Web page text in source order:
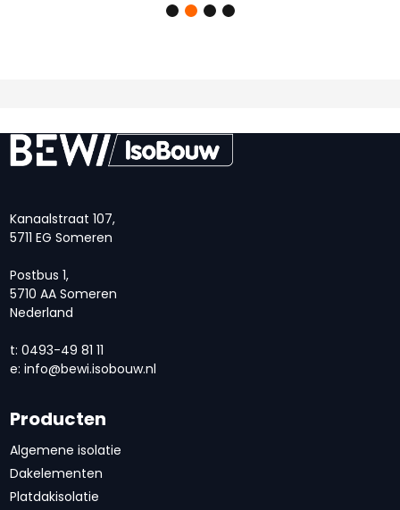
Kanaalstraat 107,
5711 EG Someren
Postbus 1,
5710 AA Someren
Nederland
t: 0493-49 81 11
e: info@bewi.isobouw.nl
Producten
Algemene isolatie
Dakelementen
Platdakisolatie